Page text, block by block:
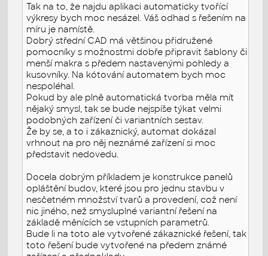
Tak na to, že najdu aplikaci automaticky tvořící
výkresy bych moc nesázel. Váš odhad s řešením na
míru je namístě.
Dobrý střední CAD má většinou přidružené
pomocníky s možnostmi dobře připravit šablony či
menší makra s předem nastavenými pohledy a
kusovníky. Na kótování automatem bych moc
nespoléhal.
Pokud by ale plně automatická tvorba měla mít
nějaký smysl, tak se bude nejspíše týkat velmi
podobných zařízení či variantních sestav.
Že by se, a to i zákaznický, automat dokázal
vrhnout na pro něj neznámé zařízení si moc
představit nedovedu.
Docela dobrým příkladem je konstrukce panelů
opláštění budov, které jsou pro jednu stavbu v
nesčetném množství tvarů a provedení, což není
nic jiného, než smysluplné variantní řešení na
základě měnících se vstupních parametrů.
Bude li na toto ale vytvořené zákaznické řešení, tak
toto řešení bude vytvořené na předem známé